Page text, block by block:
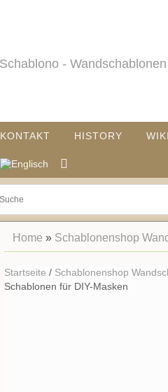
KONTAKT HISTORY WIKI
Home » Schablonenshop
Startseite / Schablonenshop
Schablonen für DIY-Masken